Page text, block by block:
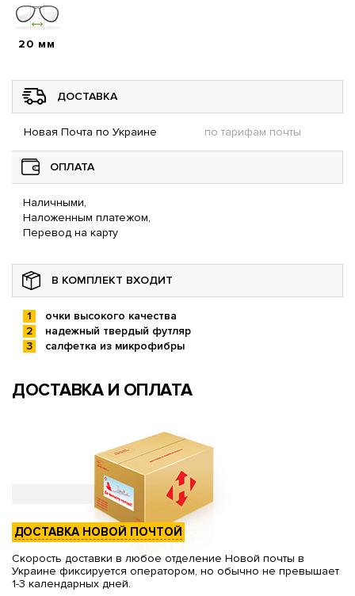
20 мм
ДОСТАВКА
Новая Почта по Украине по тарифам почты
ОПЛАТА
Наличными,
Наложенным платежом,
Перевод на карту
В КОМПЛЕКТ ВХОДИТ
очки высокого качества
надежный твердый футляр
салфетка из микрофибры
ДОСТАВКА И ОПЛАТА
ДОСТАВКА НОВОЙ ПОЧТОЙ
Скорость доставки в любое отделение Новой почты в
Украине фиксируется оператором, но обычно не превышает
1-3 календарных дней.